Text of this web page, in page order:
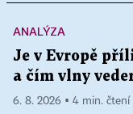
ANALÝZA
Je v Evropě
a čím vlny
6. 8. 2026 ▪ 4 min. čtení